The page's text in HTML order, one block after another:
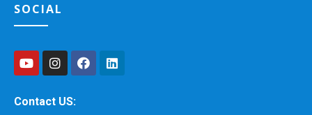
SOCIAL
Contact US: